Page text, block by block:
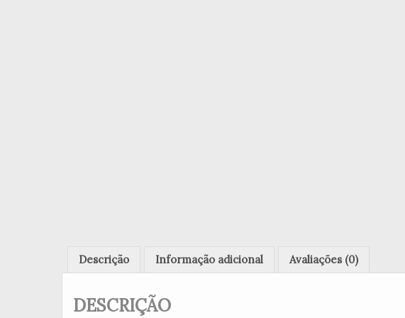
Descrição Informação adicional Avaliações (0)
DESCRIÇÃO